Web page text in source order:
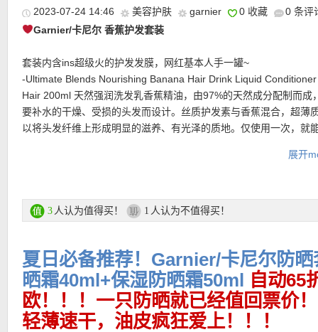
★ 邮费：全场满30欧德国境内免邮（普通快递），可直邮瑞士、荷
地利等地区，邮费详情请参考网站信息。
★ 【Lookfantastic网站中文图文购物教程点击此处
2023-07-24 14:46 美容护肤 garnier 0 收藏
0 条评
Garnier/卡尼尔 香蕉护发套装
套装内含ins超级火的护发发膜，网红基本人手一罐~
-Ultimate Blends Nourishing Banana Hair Drink Liquid
Hair 200ml 天然强润洗发乳香蕉精油，由97%的天然成分配制而成
要补水的干燥、受损的头发而设计。丝质护发素与香蕉混合，超薄
以将头发纤维上形成明显的滋养、有光泽的质地。仅使用一次，就
-Ultimate Blends Hair Food Banana 3-in-1 Hair Mask Treatment
的纯植物配方，带来自然之感，可将秀发从发根至发梢包裹在水分
购买直达链接在此
更多 Garnier/卡尼尔 产品链接在此
展开
3 人认为值得买！ 1 人认为不值得买！
夏日必备推荐！Garnier/卡尼尔防
晒霜40ml+保湿防晒霜50ml 自动65
欧！！！一只防晒就已经值回票价
轻薄速干，油皮疯狂爱上！！！